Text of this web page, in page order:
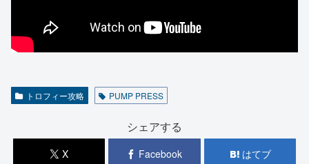
トロフィー攻略 PUMP PRESS
シェアする
X Facebook はてブ